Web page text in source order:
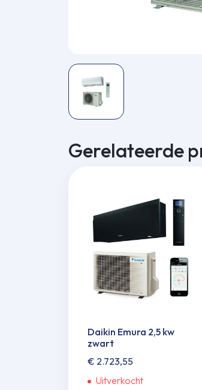
Gerelateerde
Daikin Emura 2,5 kw
zwart
€ 2.723,55
Uitverkocht